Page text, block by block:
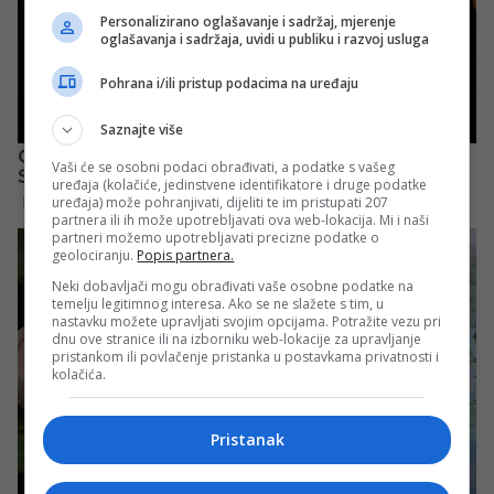
Personalizirano oglašavanje i sadržaj, mjerenje
oglašavanja i sadržaja, uvidi u publiku i razvoj usluga
Pohrana i/ili pristup podacima na uređaju
Saznajte više
Vaši će se osobni podaci obrađivati, a podatke s vašeg
uređaja (kolačiće, jedinstvene identifikatore i druge podatke
uređaja) može pohranjivati, dijeliti te im pristupati 207
partnera ili ih može upotrebljavati ova web-lokacija. Mi i naši
partneri možemo upotrebljavati precizne podatke o
geolociranju. Popis partnera.
Neki dobavljači mogu obrađivati vaše osobne podatke na
temelju legitimnog interesa. Ako se ne slažete s tim, u
nastavku možete upravljati svojim opcijama. Potražite vezu pri
dnu ove stranice ili na izborniku web-lokacije za upravljanje
pristankom ili povlačenje pristanka u postavkama privatnosti i
kolačića.
Pristanak